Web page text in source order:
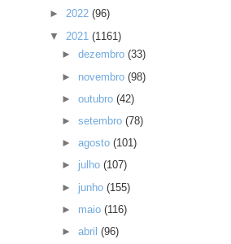
► 2022 (96)
▼ 2021 (1161)
►dezembro(33)
► novembro(98)
►outubro(42)
►setembro(78)
►agosto(101)
► julho(107)
► junho(155)
► maio(116)
►abril(96)